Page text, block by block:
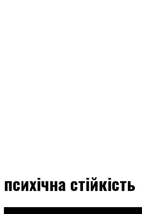
психічна стійкість